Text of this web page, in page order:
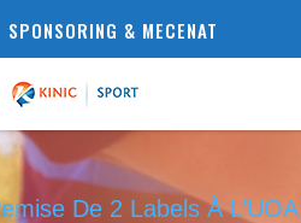
SPONSORING & MECENAT
De 2 Labels À L’UOA